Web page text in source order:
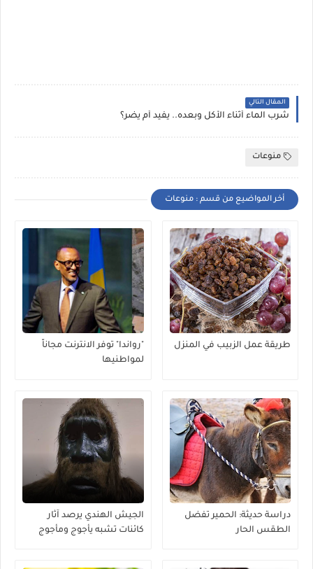
المقال التالي
شرب الماء أثناء الأكل وبعده.. يفيد أم يضر؟
منوعات
أخر المواضيع من قسم : منوعات
طريقة عمل الزبيب في المنزل
"رواندا" توفر الانترنت مجاناً
لمواطنيها
دراسة حديثة: الحمير تفضل
الطقس الحار
الجيش الهندي يرصد آثار
كائنات تشبه يأجوج ومأجوج